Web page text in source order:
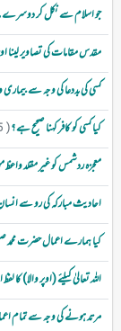
جو اسلام سے نکل کر دوسرے
مقدس مقامات کی تصاویر لینا
کسی کی بددعا کی وجہ سے بیماری
کیا کسی کو کافر کہنا صحیح ہے ؟( 4465 )
معجزہ رد شمس کو غیر مقلد
احادیث مبارکہ کی رو سے
کیا ہمارے اعمال حضرت محمد
اللہ تعالیٰ کیلئے (اوپر والا) کا
مرتد ہونے کی وجہ سے تمام